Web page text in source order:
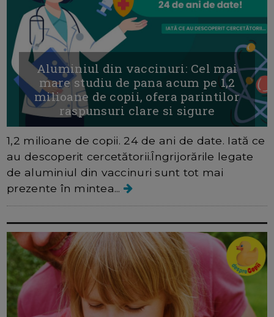
Aluminiul din vaccinuri: Cel mai
mare studiu de pana acum pe 1,2
milioane de copii, ofera parintilor
raspunsuri clare si sigure
1,2 milioane de copii. 24 de ani de date. Iată ce
au descoperit cercetătorii.Îngrijorările legate
de aluminiul din vaccinuri sunt tot mai
prezente în mintea...